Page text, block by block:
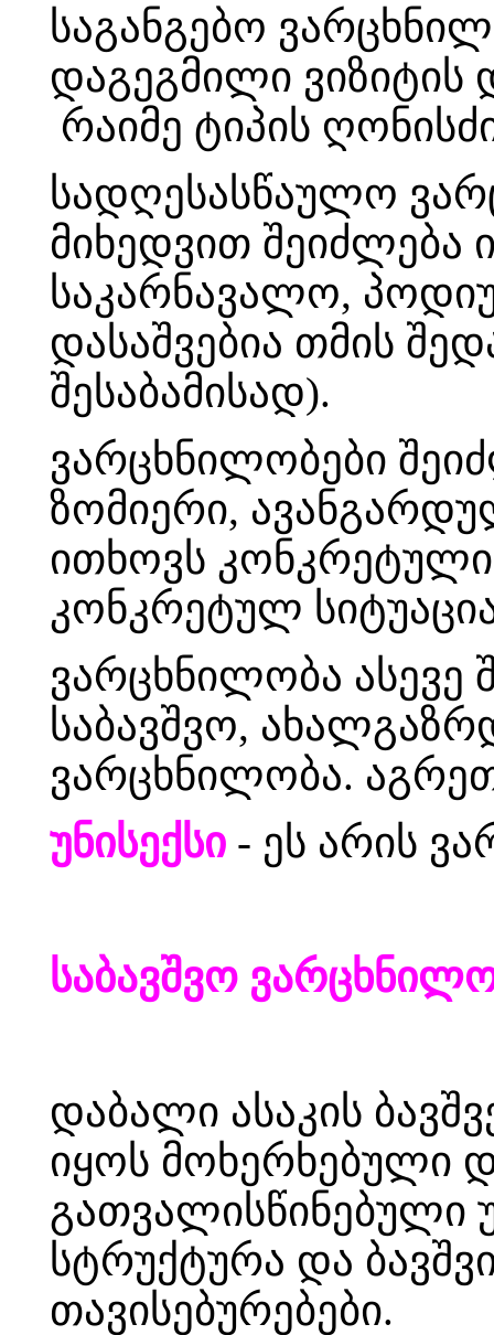
საგანგებო
დაგეგმილი
რაიმე ტიპის
სადღესასწაულო
მიხედვით
საკარნავალო,
დასაშვებია თმის
შესაბამისად).
ვარცხნილობები
ზომიერი,
ითხოვს კონკრეტული
კონკრეტულ
ვარცხნილობა ასევე
საბავშვო,
ვარცხნილობა.
უნისექსი - ეს არის
საბავშვო
დაბალი ასაკის
იყოს მოხერხებული
გათვალისწინებული
სტრუქტურა და
თავისებურებები.